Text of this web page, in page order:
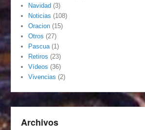
Navidad (3)
Noticias (108)
Oracion (15)
Otros (27)
Pascua (1)
Retiros (23)
Vídeos (36)
Vivencias (2)
Archivos